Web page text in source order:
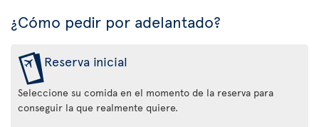
¿Cómo pedir por adelantado?
Reserva inicial
Seleccione su comida en el momento de la reserva para
conseguir la que realmente quiere.